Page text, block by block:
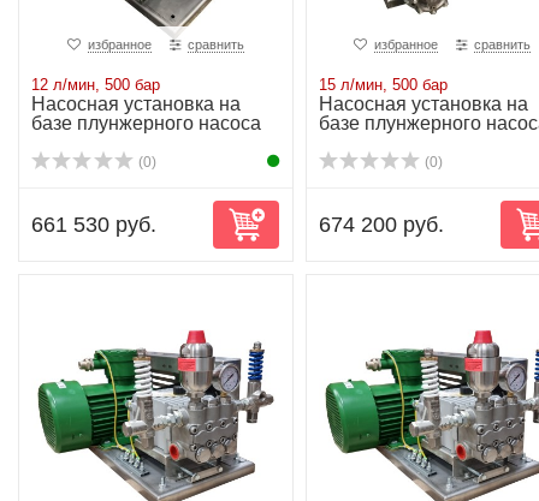
избранное сравнить
12 л/мин, 500 бар
Насосная установка на
базе плунжерного насоса
(0)
661 530 руб.
избранное сравнить
15 л/мин, 500 бар
Насосная установка на
базе плунжерного
(0)
674 200 руб.